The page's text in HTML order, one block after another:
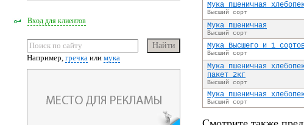
Вход для клиентов
Например, гречка или мука
Мука пшеничная
Высший сорт
Мука пшеничная
Высший сорт
Мука Высшего и 1
Высший сорт
Мука пшеничная
пакет 2кг
Высший сорт
Мука пшеничная
Высший сорт